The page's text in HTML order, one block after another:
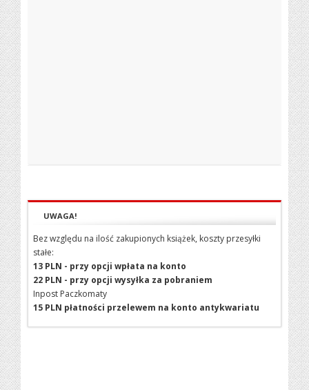
UWAGA!
Bez względu na ilość zakupionych książek, koszty przesyłki
stałe:
13 PLN - przy opcji wpłata na konto
22 PLN - przy opcji wysyłka za pobraniem
Inpost Paczkomaty
15 PLN płatności przelewem na konto antykwariatu